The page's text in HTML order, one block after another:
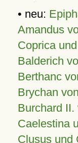
• neu:
Amandus
Coprica
Balderich
Berthanc
Brychan
Burchard
Caelestina
Clusus und